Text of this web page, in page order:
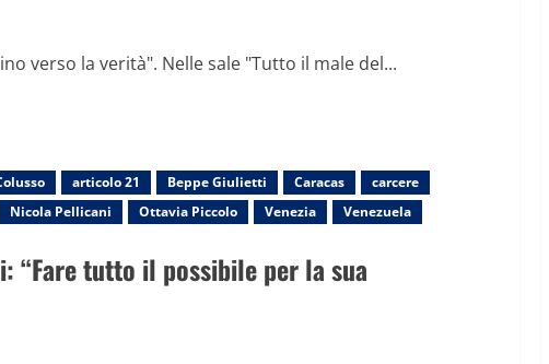
verso la verità". Nelle sale "Tutto il male del...
articolo 21 Beppe Giulietti Caracas
carcere
Nicola Pellicani Ottavia Piccolo Venezia Venezuela
“Fare tutto il possibile per la sua